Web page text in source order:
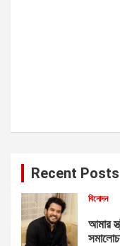
Recent Posts
বিনোদন
আমার